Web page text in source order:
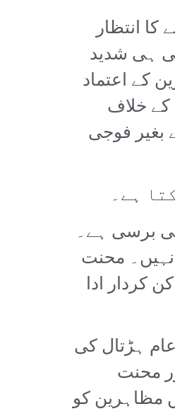
انتظار
ہی شدید
کے اعتماد
کے خلاف
بغیر فوجی
ہے۔
کیا جو 1973ء کی طلبہ بغاوت کی برسی ہے۔
محنت
کردار ادا
ہڑتال کی
محنت
مظاہرین کو